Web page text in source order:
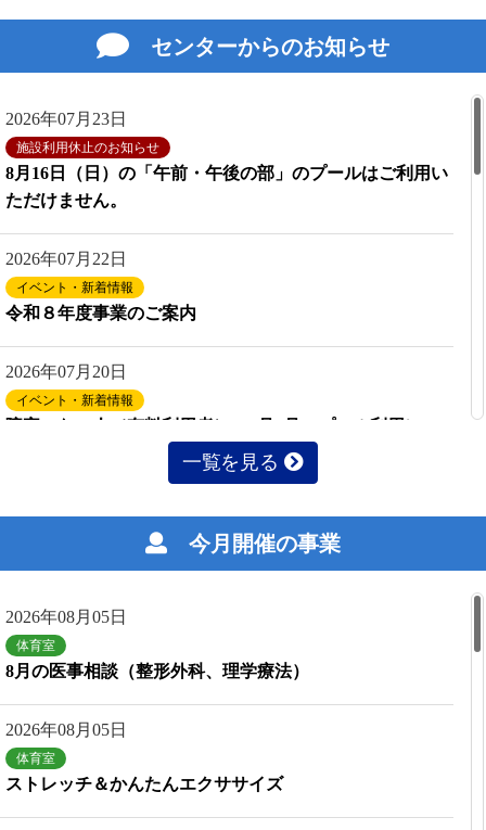
センターからのお知らせ
2026年07月23日
施設利用休止のお知らせ
8月16日（日）の「午前・午後の部」のプールはご利用い
ただけません。
2026年07月22日
イベント・新着情報
令和８年度事業のご案内
2026年07月20日
イベント・新着情報
障害のない人（有料利用者）の7月8月のプール利用につ
2026年06月25日
台風第7号及び第8号の接近に伴う対応につきまして
2026年06月01日
イベント・新着情報
台風第6号接近に伴う対応につきまして
2026年05月09日
イベント・新着情報
令和8年6月～8月 施設利用休止のお知らせ
一覧を見る
今月開催の事業
2026年08月05日
体育室
8月の医事相談（整形外科、理学療法）
2026年08月05日
体育室
ストレッチ＆かんたんエクササイズ